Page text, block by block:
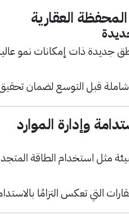
العقارية
جديدة ذات إمكانات نمو
قبل التوسع لضمان
وإدارة الموارد
مثل استخدام الطاقة
التي تعكس التزامًا